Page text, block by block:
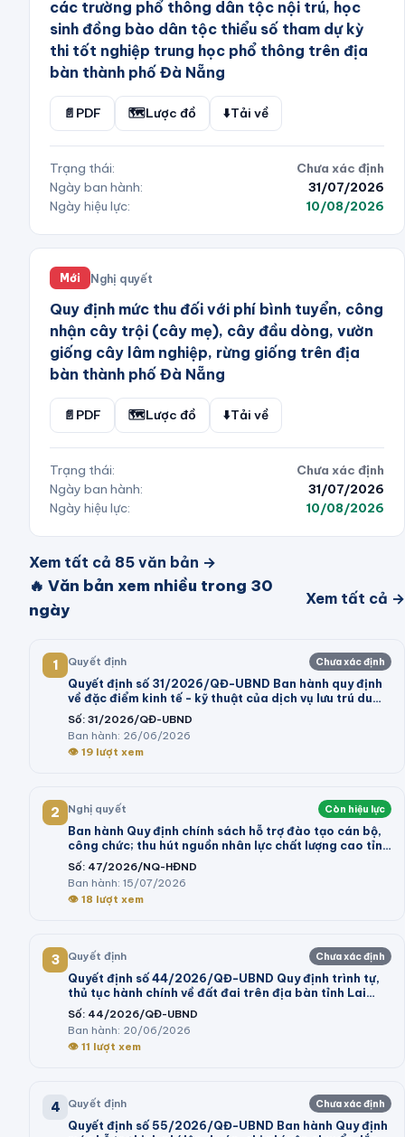
các trường phổ thông dân tộc nội trú, học
sinh đồng bào dân tộc thiểu số tham dự kỳ
thi tốt nghiệp trung học phổ thông trên địa
bàn thành phố Đà Nẵng
📄 PDF 🗺️Lược đồ ⬇️Tải về
Trạng thái:
Chưa xác định
Ngày ban hành:
31/07/2026
Ngày hiệu lực:
10/08/2026
Mới Nghị quyết
Quy định mức thu đối với phí bình tuyển, công
nhận cây trội (cây mẹ), cây đầu dòng, vườn
giống cây lâm nghiệp, rừng giống trên địa
bàn thành phố Đà Nẵng
📄 PDF 🗺️Lược đồ ⬇️Tải về
Trạng thái:
Chưa xác định
Ngày ban hành:
31/07/2026
Ngày hiệu lực:
10/08/2026
Xem tất cả 85 văn bản →
🔥 Văn bản xem nhiều trong 30
ngày
Xem tất cả →
1 Quyết định Chưa xác định
Quyết định số 31/2026/QĐ-UBND Ban hành quy định
về đặc điểm kinh tế - kỹ thuật của dịch vụ lưu trú du
lịch; dịch vụ tham quan tại khu du lịch thực hiện kê
khai giá trên địa bàn tỉnh Lâm Đồng
Số: 31/2026/QĐ-UBND
Ban hành: 26/06/2026
👁 19 lượt xem
2 Nghị quyết Còn hiệu lực
Ban hành Quy định chính sách hỗ trợ đào tạo cán bộ,
công chức; thu hút nguồn nhân lực chất lượng cao tỉnh
Vĩnh Long giai đoạn 2026 - 2030
Số: 47/2026/NQ-HĐND
Ban hành: 15/07/2026
👁 18 lượt xem
3 Quyết định Chưa xác định
Quyết định số 44/2026/QĐ-UBND Quy định trình tự,
thủ tục hành chính về đất đai trên địa bàn tỉnh Lai
Châu
Số: 44/2026/QĐ-UBND
Ban hành: 20/06/2026
👁 11 lượt xem
4 Quyết định Chưa xác định
Quyết định số 55/2026/QĐ-UBND Ban hành Quy định